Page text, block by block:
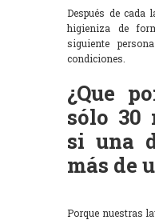
Después de cada
higieniza de
siguiente
condiciones.
¿Que
sólo 30
si una
más de
Porque nuestras